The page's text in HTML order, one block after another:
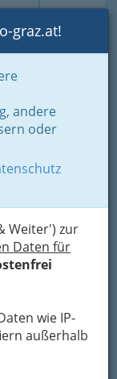
Toggle
graz.at!
andere
oder
Weiter') zur
Daten für
wie IP-
außerhalb
Braut
und nicht
die Braut
– der
Miete.
einmal